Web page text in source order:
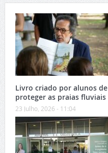
Livro criado por alunos
proteger as praias
23 Julho, 2026 - 11:04